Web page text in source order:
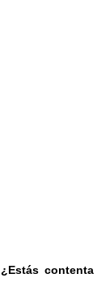
contenta